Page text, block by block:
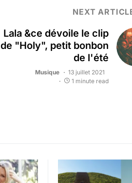
NEXT
Lala &ce dévoile le clip
de "Holy", petit bonbon
de l'été
Musique
13 juillet 2021
1 minute read